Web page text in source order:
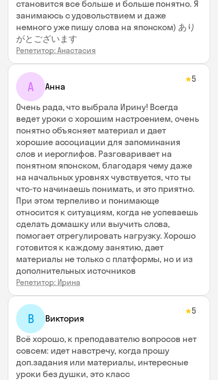
становится все больше и больше понятно. Я
занимаюсь с удовольствием и даже
немного уже пишу слова на японском) あり
がとございます
Репетитор: Анастасия
А Анна
★5
Очень рада, что выбрала Ирину! Всегда
ведет уроки с хорошим настроением, очень
понятно объясняет материал и дает
хорошие ассоциации для запоминания
слов и иероглифов. Разговаривает на
понятном японском, благодаря чему даже
на начальных уровнях чувствуется, что ты
что-то начинаешь понимать, и это приятно.
При этом терпеливо и понимающе
относится к ситуациям, когда не успеваешь
сделать домашку или выучить слова,
помогает отрегулировать нагрузку. Хорошо
готовится к каждому занятию, дает
материалы не только с платформы, но и из
дополнительных источников
Репетитор: Ирина
В Виктория
★5
Всё хорошо, к преподавателю вопросов нет
совсем: идет навстречу, когда прошу
доп.задания или материалы, интересные
уроки без душки, это класс